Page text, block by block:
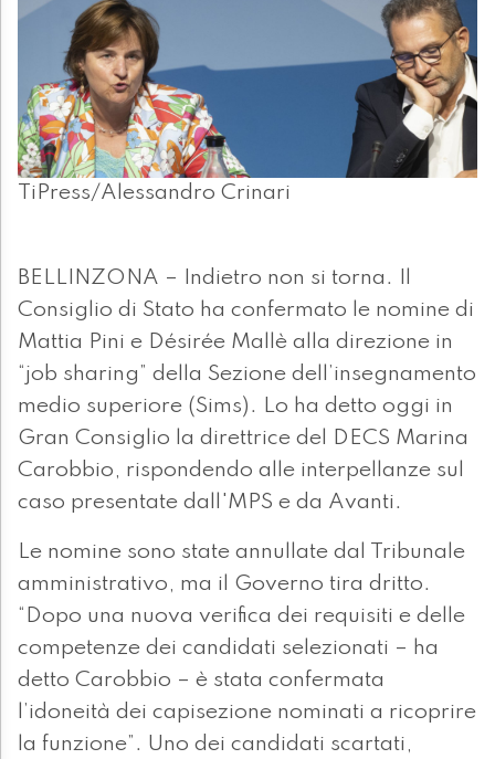
TiPress/Alessandro Crinari
BELLINZONA – Indietro non si torna. Il
Consiglio di Stato ha confermato le nomine di
Mattia Pini e Désirée Mallè alla direzione in
“job sharing” della Sezione dell’insegnamento
medio superiore (Sims). Lo ha detto oggi in
Gran Consiglio la direttrice del DECS Marina
Carobbio, rispondendo alle interpellanze sul
caso presentate dall'MPS e da Avanti.
Le nomine sono state annullate dal Tribunale
amministrativo, ma il Governo tira dritto.
“Dopo una nuova verifica dei requisiti e delle
competenze dei candidati selezionati – ha
detto Carobbio – è stata confermata
l’idoneità dei capisezione nominati a ricoprire
la funzione”. Uno dei candidati scartati,